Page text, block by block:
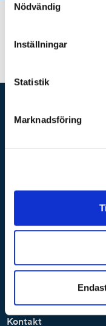
Nödvändig
Inställningar
Statistik
Marknadsföring
Om oss
Byggbranschens
Byggbranschens
Byggbranschens KMA
Kontakt